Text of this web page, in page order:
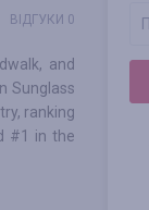
ВІДГУКИ 0
and
Sunglass
ranking
#1 in the